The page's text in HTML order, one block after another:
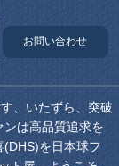
お問い合わせ
、いたずら、突破
ンは高品質追求を
を日本球フ